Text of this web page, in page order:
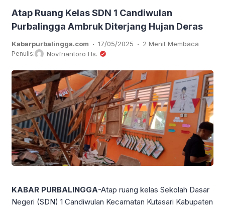
Atap Ruang Kelas SDN 1 Candiwulan
Purbalingga Ambruk Diterjang Hujan Deras
Kabarpurbalingga.com . 17/05/2025 . 2 Menit Membaca
Penulis: Novfriantoro Hs.
KABAR PURBALINGGA-Atap ruang kelas Sekolah Dasar
Negeri (SDN) 1 Candiwulan Kecamatan Kutasari Kabupaten